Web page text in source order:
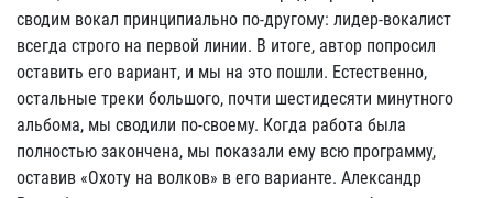
сводим вокал принципиально по-другому: лидер-вокалист
всегда строго на первой линии. В итоге, автор попросил
оставить его вариант, и мы на это пошли. Естественно,
остальные треки большого, почти шестидесяти минутного
альбома, мы сводили по-своему. Когда работа была
полностью закончена, мы показали ему всю программу,
оставив «Охоту на волков» в его варианте. Александр